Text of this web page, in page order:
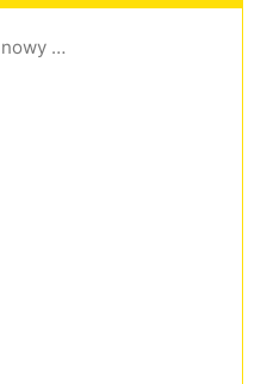
Spider-Man. Całkiem nowy dzień